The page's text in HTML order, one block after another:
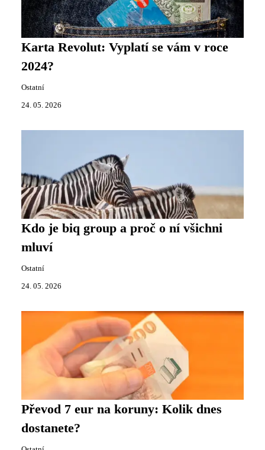
Karta Revolut: Vyplatí se vám v roce
2024?
Ostatní
24. 05. 2026
Kdo je biq group a proč o ní všichni
mluví
Ostatní
24. 05. 2026
Převod 7 eur na koruny: Kolik dnes
dostanete?